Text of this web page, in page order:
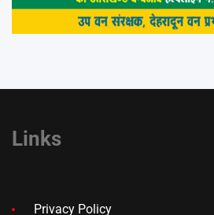
Links
Privacy Policy